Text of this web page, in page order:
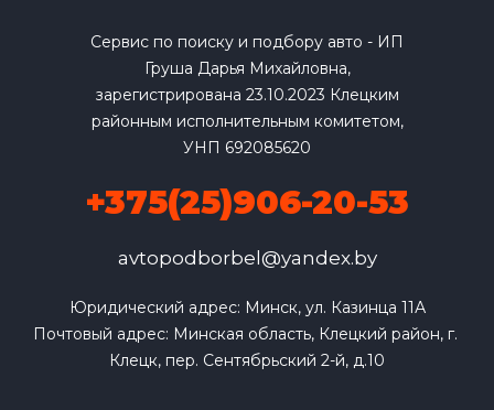
Сервис по поиску и подбору авто - ИП
Груша Дарья Михайловна,
зарегистрирована 23.10.2023 Клецким
районным исполнительным комитетом,
УНП 692085620
+375(25)906-20-53
avtopodborbel@yandex.by
Юридический адрес: Минск, ул. Казинца 11А
Почтовый адрес: Минская область, Клецкий район, г.
Клецк, пер. Сентябрьский 2-й, д.10